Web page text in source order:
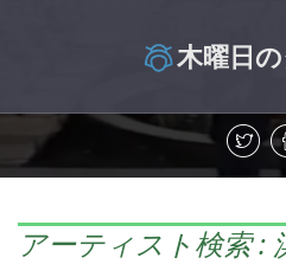
木曜日
アーティスト検索 :